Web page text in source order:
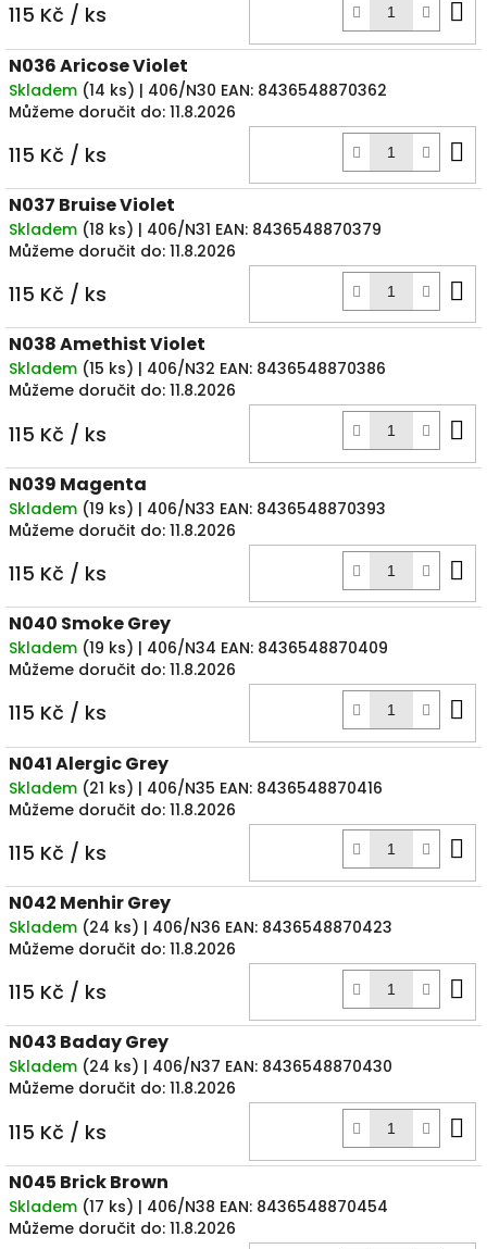
115 Kč / ks
N036 Aricose Violet
Skladem (14 ks) | 406/N30 EAN: 8436548870362
Můžeme doručit do: 11.8.2026
115 Kč / ks
N037 Bruise Violet
Skladem (18 ks) | 406/N31 EAN: 8436548870379
Můžeme doručit do: 11.8.2026
115 Kč / ks
N038 Amethist Violet
Skladem (15 ks) | 406/N32 EAN: 8436548870386
Můžeme doručit do: 11.8.2026
115 Kč / ks
N039 Magenta
Skladem (19 ks) | 406/N33 EAN: 8436548870393
Můžeme doručit do: 11.8.2026
115 Kč / ks
N040 Smoke Grey
Skladem (19 ks) | 406/N34 EAN: 8436548870409
Můžeme doručit do: 11.8.2026
115 Kč / ks
N041 Alergic Grey
Skladem (21 ks) | 406/N35 EAN: 8436548870416
Můžeme doručit do: 11.8.2026
115 Kč / ks
N042 Menhir Grey
Skladem (24 ks) | 406/N36 EAN: 8436548870423
Můžeme doručit do: 11.8.2026
115 Kč / ks
N043 Baday Grey
Skladem (24 ks) | 406/N37 EAN: 8436548870430
Můžeme doručit do: 11.8.2026
115 Kč / ks
N045 Brick Brown
Skladem (17 ks) | 406/N38 EAN: 8436548870454
Můžeme doručit do: 11.8.2026